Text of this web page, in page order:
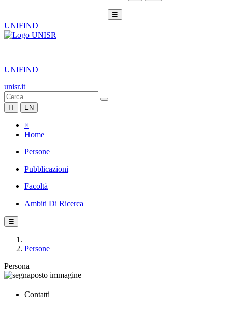
☰
UNIFIND
|
UNIFIND
unisr.it
IT EN
×
Home
Persone
Pubblicazioni
Facoltà
Ambiti Di Ricerca
☰
Persone
Persona
Contatti